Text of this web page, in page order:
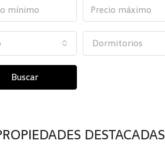
Dormitorios
Buscar
DESTACADAS